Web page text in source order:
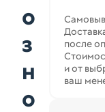
о
з
н
о
после
и от
ваш